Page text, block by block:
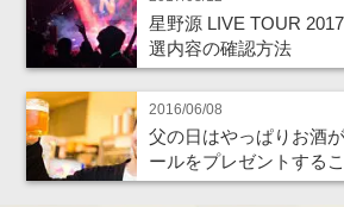
星野源 LIVE TOUR
選内容の確認方法
2016/06/08
父の日はやっぱりお酒
ールをプレゼントする